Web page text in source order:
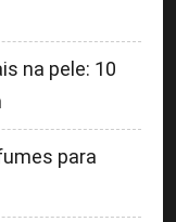
na pele: 10
para